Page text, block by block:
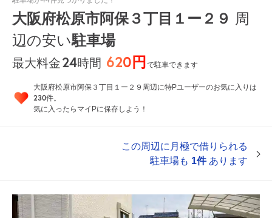
大阪府松原市阿保３丁目１ー２９ 周
辺の安い駐車場
最大料金24時間 620円で駐車できます
大阪府松原市阿保３丁目１ー２９周辺に特Pユーザーのお気に入りは
230件。
気に入ったらマイPに保存しよう！
この周辺に月極で借りられる
駐車場も 1件あります